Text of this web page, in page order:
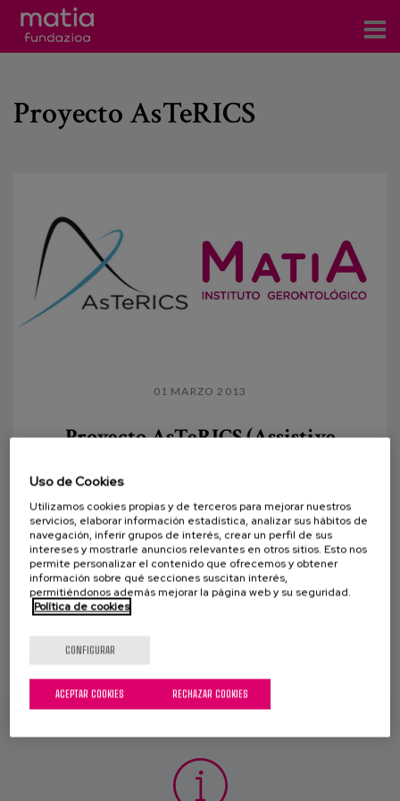
Servicios
Noticias
Blog
Prensa
Proyecto AsTeRICS
01 MARZO 2013
Proyecto AsTeRICS (Assistive
Construction Set)
Según las últimas estadísticas publicadas por
el Eurostat, el porcentaje de personas en Europa con
diversidad funcional motora en las...
Uso de Cookies
Utilizamos cookies propias y de terceros para mejorar nuestros
servicios, elaborar información estadística, analizar sus hábitos de
navegación, inferir grupos de interés, crear un perfil de sus
intereses y mostrarle anuncios relevantes en otros sitios. Esto nos
permite personalizar el contenido que ofrecemos y obtener
información sobre qué secciones suscitan interés,
permitiéndonos además mejorar la página web y su seguridad.
Política de cookies
CONFIGURAR
RECHAZAR COOKIES
ACEPTAR COOKIES